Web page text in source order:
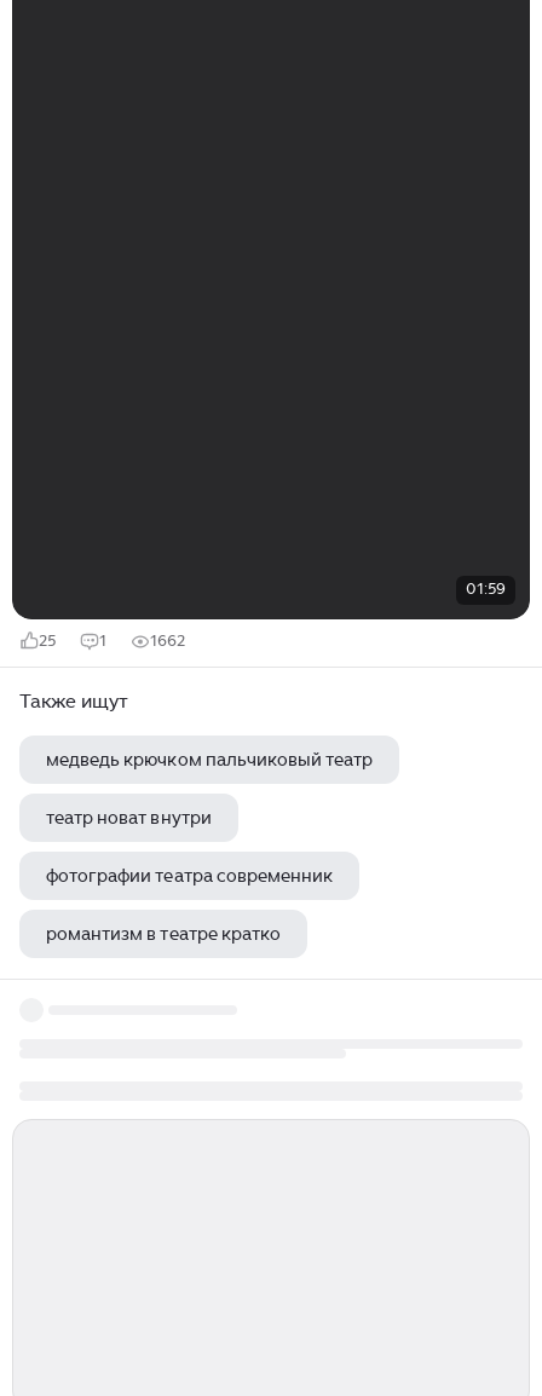
01:59
25 1 1662
Также ищут
медведь крючком пальчиковый театр
театр новат внутри
фотографии театра современник
романтизм в театре кратко